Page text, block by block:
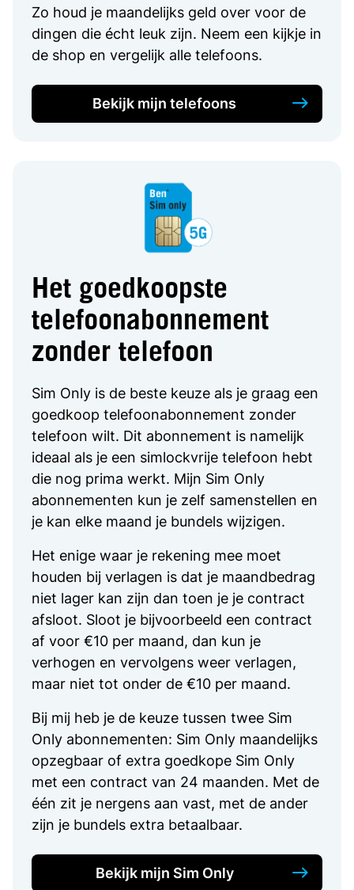
Zo houd je maandelijks geld over voor de
dingen die écht leuk zijn. Neem een kijkje in
de shop en vergelijk alle telefoons.
Bekijk mijn telefoons
Het goedkoopste
telefoonabonnement
zonder telefoon
Sim Only is de beste keuze als je graag een
goedkoop telefoonabonnement zonder
telefoon wilt. Dit abonnement is namelijk
ideaal als je een simlockvrije telefoon hebt
die nog prima werkt. Mijn Sim Only
abonnementen kun je zelf samenstellen en
je kan elke maand je bundels wijzigen.
Het enige waar je rekening mee moet
houden bij verlagen is dat je maandbedrag
niet lager kan zijn dan toen je je contract
afsloot. Sloot je bijvoorbeeld een contract
af voor €10 per maand, dan kun je
verhogen en vervolgens weer verlagen,
maar niet tot onder de €10 per maand.
Bij mij heb je de keuze tussen twee Sim
Only abonnementen: Sim Only maandelijks
opzegbaar of extra goedkope Sim Only
met een contract van 24 maanden. Met de
één zit je nergens aan vast, met de ander
zijn je bundels extra betaalbaar.
Bekijk mijn Sim Only